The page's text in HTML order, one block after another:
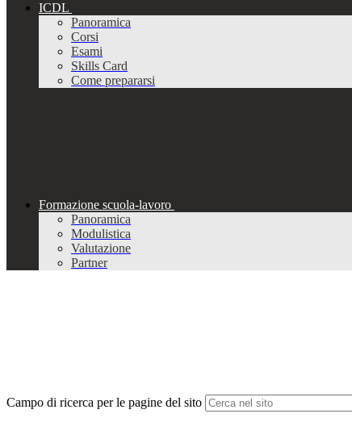
ICDL
Panoramica
Corsi
Esami
Skills Card
Come prepararsi
Formazione scuola-lavoro
Panoramica
Modulistica
Valutazione
Partner
Campo di ricerca per le pagine del sito